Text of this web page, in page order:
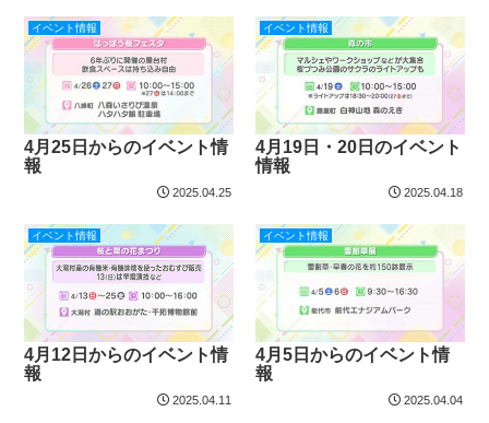
イベント情報
4月25日からのイベント情
報
2025.04.25
イベント情報
4月19日・20日のイベント
情報
2025.04.18
イベント情報
4月12日からのイベント情
報
2025.04.11
イベント情報
4月5日からのイベント情
報
2025.04.04